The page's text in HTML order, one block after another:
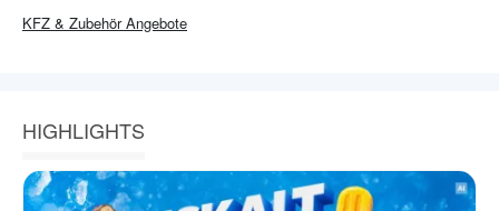
KFZ & ZubehörAngebote
HIGHLIGHTS